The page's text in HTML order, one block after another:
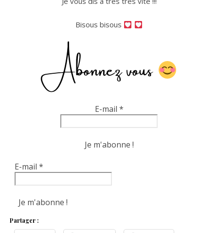
Bisous bisous
Abonnez vous
E-mail *
E-mail *
Partager :